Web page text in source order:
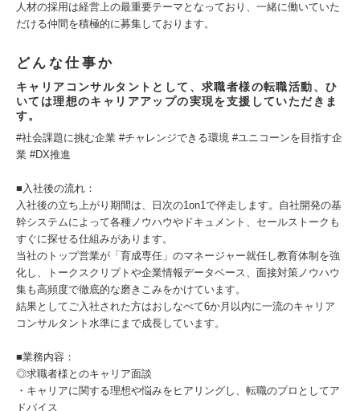
人材の採用は経営上の最重要テーマとなっており、一緒に働いていた
だける仲間を積極的に募集しております。
どんな仕事か
キャリアコンサルタントとして、求職者様の転職活動、ひ
いては理想のキャリアアップの実現を支援していただきま
す。
#社会課題に挑む企業 #チャレンジできる環境 #ユニコーンを目指す企
業 #DX推進
■入社後の流れ：
入社後の立ち上がり期間は、日次の1on1で伴走します。自社開発の基
幹システムによって各種ノウハウやドキュメント、セールストークも
すぐに探せる仕組みがあります。
当社のトップ営業が「育成専任」のマネージャー就任し教育体制を強
化し、トークスクリプトや企業情報データベース、面接対策ノウハウ
集も高頻度で徹底的な磨きこみをかけています。
結果としてご入社された方はおしなべて6か月以内に一流のキャリア
コンサルタント水準にまで成長しています。
■業務内容：
◎求職者様とのキャリア面談
・キャリアに関する理想や悩みをヒアリングし、転職のプロとしてア
ドバイス